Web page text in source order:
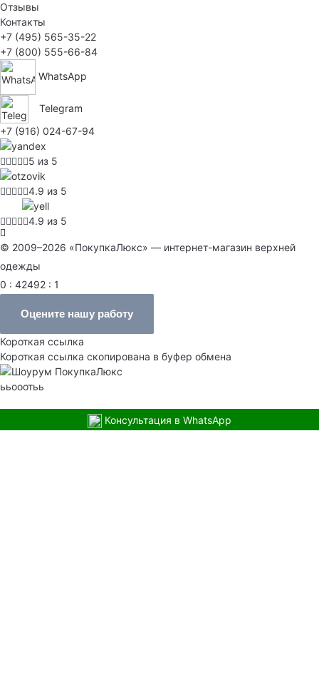
Отзывы
Контакты
+7 (495) 565-35-22
+7 (800) 555-66-84
WhatsApp
Telegram
+7 (916) 024-67-94
5 из 5
4.9 из 5
4.9 из 5
© 2009–2026 «ПокупкаЛюкс» — интернет-магазин верхней
одежды
0 : 42492 : 1
Оцените нашу работу
Короткая ссылка
Короткая ссылка скопирована в буфер обмена
ььооотьь
Консультация в WhatsApp